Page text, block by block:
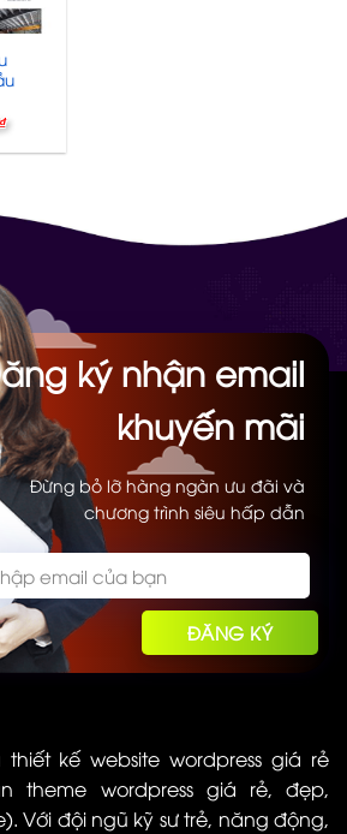
₫Giá
hiện
tại
ký nhận email
khuyến mãi
Đừng bỏ lỡ hàng ngàn ưu đãi và
chương trình siêu hấp dẫn
thiết kế website wordpress giá rẻ
theme wordpress giá rẻ, đẹp,
Với đội ngũ kỹ sư trẻ, năng động,